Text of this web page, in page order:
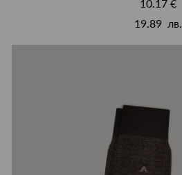
10.17 €
19.89 лв.